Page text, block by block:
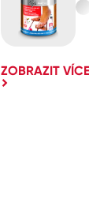
ZOBRAZIT VÍCE